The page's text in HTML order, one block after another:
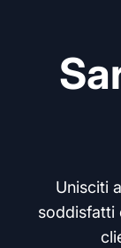
Unisciti
soddisfatti